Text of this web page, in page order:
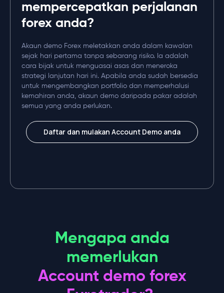
mempercepatkan perjalanan
forex anda?
Akaun demo Forex meletakkan anda dalam kawalan
sejak hari pertama tanpa sebarang risiko. Ia adalah
cara bijak untuk menguasai asas dan meneroka
strategi lanjutan hari ini. Apabila anda sudah bersedia
untuk mengembangkan portfolio dan memperhalusi
kemahiran anda, akaun demo daripada pakar adalah
semua yang anda perlukan.
Daftar dan mulakan Account Demo anda
Mengapa anda
memerlukan
Account demo forex